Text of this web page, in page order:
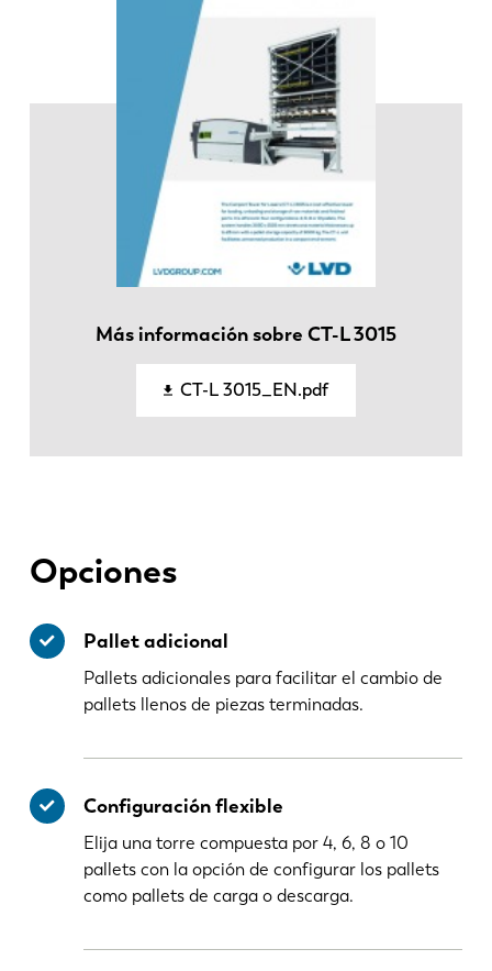
Más información sobre CT-L 3015
CT-L 3015_EN.pdf
Opciones
Pallet adicional
Pallets adicionales para facilitar el cambio de
pallets llenos de piezas terminadas.
Configuración flexible
Elija una torre compuesta por 4, 6, 8 o 10
pallets con la opción de configurar los pallets
como pallets de carga o descarga.
NL
EN-US